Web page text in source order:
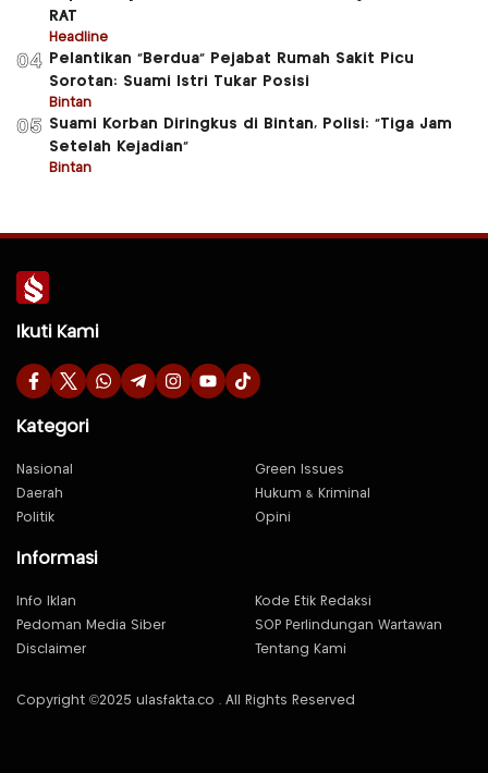
RAT
Headline
04
Pelantikan “Berdua” Pejabat Rumah Sakit Picu
Sorotan: Suami Istri Tukar Posisi
Bintan
05 Suami Korban Diringkus di Bintan, Polisi: “Tiga Jam
Setelah Kejadian”
Bintan
Ikuti Kami
Kategori
Nasional
Green Issues
Daerah
Hukum & Kriminal
Politik
Opini
Informasi
Info Iklan
Kode Etik Redaksi
Pedoman Media Siber
SOP Perlindungan Wartawan
Disclaimer
Tentang Kami
Copyright ©2025 ulasfakta.co . All Rights Reserved